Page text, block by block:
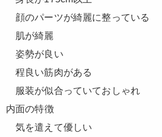
顔のパーツが綺麗に整っている
肌が綺麗
姿勢が良い
程良い筋肉がある
服装が似合っていておしゃれ
内面の特徴
気を遣えて優しい